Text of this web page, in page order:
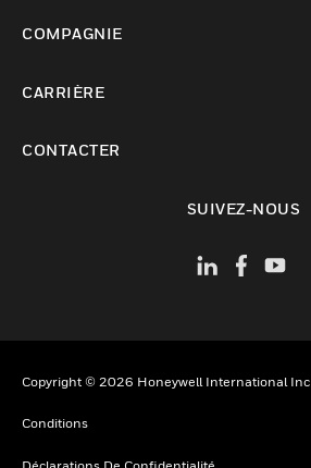
COMPAGNIE
CARRIÈRE
CONTACTER
SUIVEZ-NOUS
Copyright © 2026 Honeywell International Inc
Conditions